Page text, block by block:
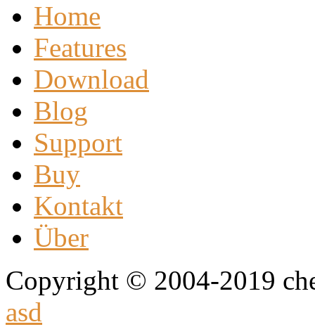
Home
Features
Download
Blog
Support
Buy
Kontakt
Über
Copyright © 2004-2019
asd